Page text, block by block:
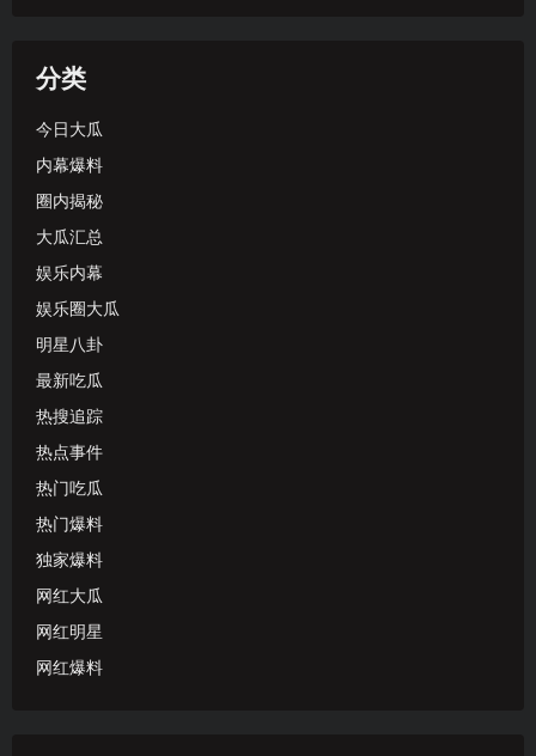
分类
今日大瓜
内幕爆料
圈内揭秘
大瓜汇总
娱乐内幕
娱乐圈大瓜
明星八卦
最新吃瓜
热搜追踪
热点事件
热门吃瓜
热门爆料
独家爆料
网红大瓜
网红明星
网红爆料